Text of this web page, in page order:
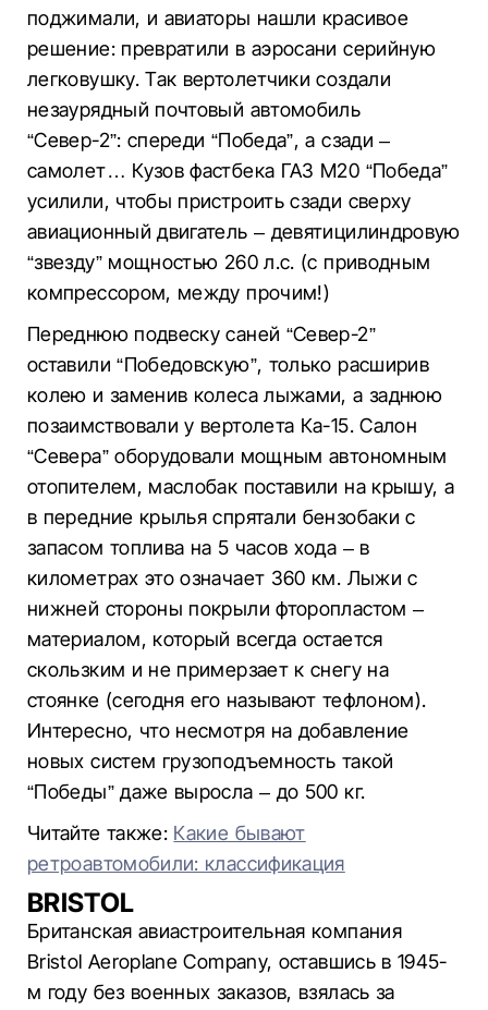
поджимали, и авиаторы нашли красивое
решение: превратили в аэросани серийную
легковушку. Так вертолетчики создали
незаурядный почтовый автомобиль
“Север-2”: спереди “Победа”, а сзади –
самолет… Кузов фастбека ГАЗ М20 “Победа”
усилили, чтобы пристроить сзади сверху
авиационный двигатель – девятицилиндровую
“звезду” мощностью 260 л.с. (с приводным
компрессором, между прочим!)
Переднюю подвеску саней “Север-2”
оставили “Победовскую”, только расширив
колею и заменив колеса лыжами, а заднюю
позаимствовали у вертолета Ка-15. Салон
“Севера” оборудовали мощным автономным
отопителем, маслобак поставили на крышу, а
в передние крылья спрятали бензобаки с
запасом топлива на 5 часов хода – в
километрах это означает 360 км. Лыжи с
нижней стороны покрыли фторопластом –
материалом, который всегда остается
скользким и не примерзает к снегу на
стоянке (сегодня его называют тефлоном).
Интересно, что несмотря на добавление
новых систем грузоподъемность такой
“Победы” даже выросла – до 500 кг.
Читайте также: Какие бывают
ретроавтомобили: классификация
BRISTOL
Британская авиастроительная компания
Bristol Aeroplane Company, оставшись в 1945-
м году без военных заказов, взялась за